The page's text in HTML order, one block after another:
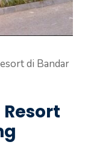
di Bandar